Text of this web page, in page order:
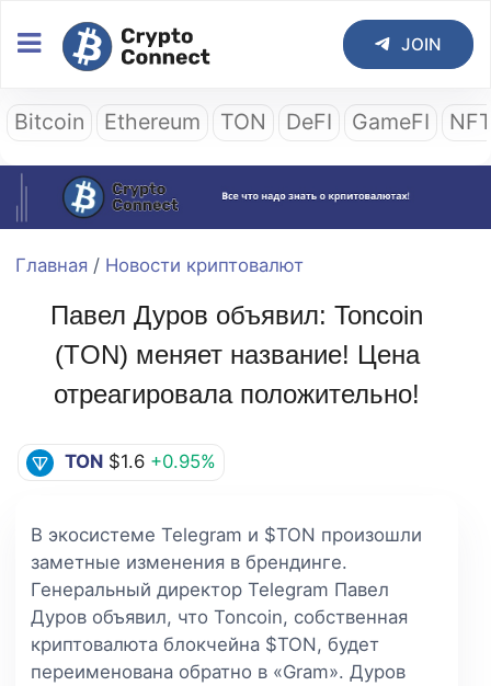
JOIN
Bitcoin Ethereum TON DeFI GameFI
Главная / Новости криптовалют
Павел Дуров объявил: Toncoin
(TON) меняет название! Цена
отреагировала положительно!
TON $1.6 +0.95%
В экосистеме Telegram и $TON произошли
заметные изменения в брендинге.
Генеральный директор Telegram Павел
Дуров объявил, что Toncoin, собственная
криптовалюта блокчейна $TON, будет
переименована обратно в «Gram». Дуров